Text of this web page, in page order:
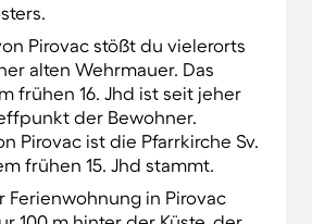
Pirovac stößt du vielerorts
alten Wehrmauer. Das
frühen 16. Jhd ist seit jeher
der Bewohner.
Pirovac ist die Pfarrkirche Sv.
frühen 15. Jhd stammt.
Ferienwohnung in Pirovac